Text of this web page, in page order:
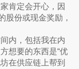
肯定会开心，因
股份或现金奖励，
内，包括我在内
想要的东西是“优
在供应链上帮到